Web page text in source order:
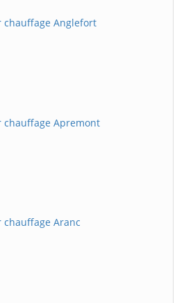
chauffage Anglefort
chauffage Apremont
Aranc